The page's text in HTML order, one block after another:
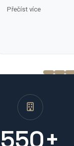
V&S partners s.r.o., a
Přečíst více
550+